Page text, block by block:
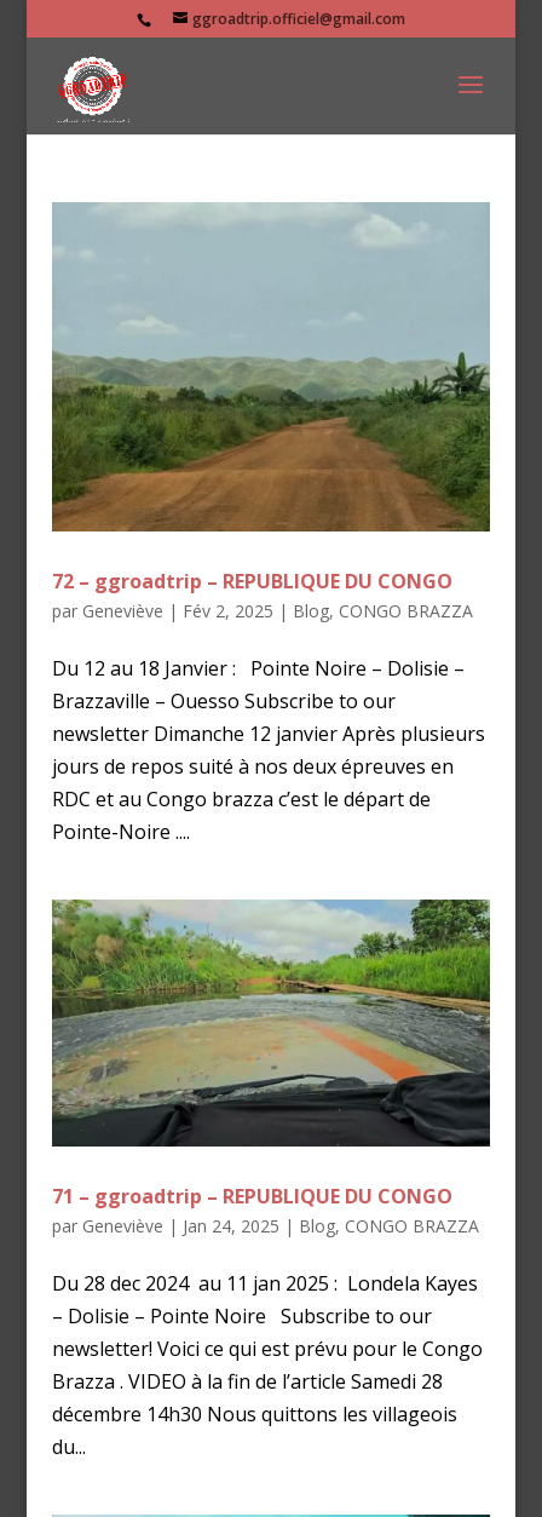
ggroadtrip.officiel@gmail.com
72 – ggroadtrip – REPUBLIQUE DU CONGO
par Geneviève | Fév 2, 2025 | Blog, CONGO BRAZZA
Du 12 au 18 Janvier : Pointe Noire – Dolisie –
Brazzaville – Ouesso Subscribe to our
newsletter Dimanche 12 janvier Après plusieurs
jours de repos suité à nos deux épreuves en
RDC et au Congo brazza c’est le départ de
Pointe-Noire ....
71 – ggroadtrip – REPUBLIQUE DU CONGO
par Geneviève | Jan 24, 2025 | Blog, CONGO BRAZZA
Du 28 dec 2024 au 11 jan 2025 : Londela Kayes
– Dolisie – Pointe Noire Subscribe to our
newsletter! Voici ce qui est prévu pour le Congo
Brazza . VIDEO à la fin de l’article Samedi 28
décembre 14h30 Nous quittons les villageois
du...